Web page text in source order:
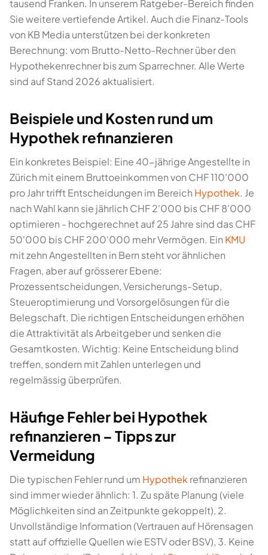
tausend Franken. In unserem Ratgeber-Bereich finden
Sie weitere vertiefende Artikel. Auch die Finanz-Tools
von KB Media unterstützen bei der konkreten
Berechnung: vom Brutto-Netto-Rechner über den
Hypothekenrechner bis zum Sparrechner. Alle Werte
sind auf Stand 2026 aktualisiert.
Beispiele und Kosten rund um
Hypothek refinanzieren
Ein konkretes Beispiel: Eine 40-jährige Angestellte in
Zürich mit einem Bruttoeinkommen von CHF 110'000
pro Jahr trifft Entscheidungen im Bereich Hypothek. Je
nach Wahl kann sie jährlich CHF 2'000 bis CHF 8'000
optimieren - hochgerechnet auf 25 Jahre sind das CHF
50'000 bis CHF 200'000 mehr Vermögen. Ein KMU
mit zehn Angestellten in Bern steht vor ähnlichen
Fragen, aber auf grösserer Ebene:
Prozessentscheidungen, Versicherungs-Setup,
Steueroptimierung und Vorsorgelösungen für die
Belegschaft. Die richtigen Entscheidungen erhöhen
die Attraktivität als Arbeitgeber und senken die
Gesamtkosten. Wichtig: Keine Entscheidung blind
treffen, sondern mit Zahlen unterlegen und
regelmässig überprüfen.
Häufige Fehler bei Hypothek
refinanzieren – Tipps zur
Vermeidung
Die typischen Fehler rund um Hypothek refinanzieren
sind immer wieder ähnlich: 1. Zu späte Planung (viele
Möglichkeiten sind an Zeitpunkte gekoppelt), 2.
Unvollständige Information (Vertrauen auf Hörensagen
statt auf offizielle Quellen wie ESTV oder BSV), 3. Keine